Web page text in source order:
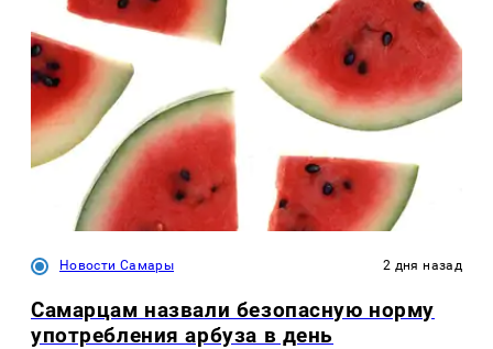
Новости Самары 2 дня назад
Самарцам назвали безопасную норму
употребления арбуза в день